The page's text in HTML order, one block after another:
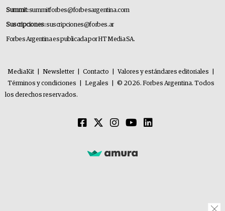
Summit:summitforbes@forbesargentina.com
Suscripciones:suscripciones@forbes.ar
Forbes Argentina es publicada por HT Media SA.
MediaKit Newsletter Contacto Valores y estándares editoriales
Términos y condiciones
Legales
© 2026. Forbes Argentina. Todos
los derechos reservados.